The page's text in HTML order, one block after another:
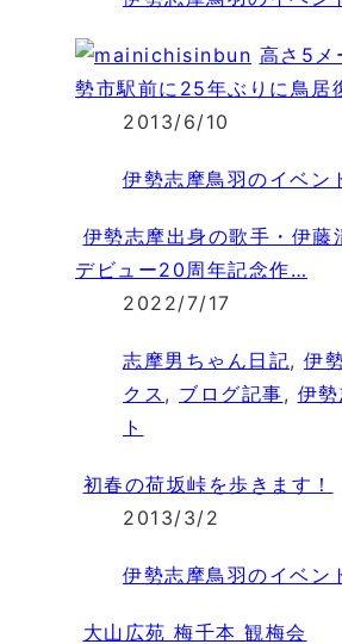
高さ5メ
勢市駅前に25年ぶりに鳥居
2013/6/10
伊勢志摩鳥羽のイベン
伊勢志摩出身の歌手・伊藤
デビュー20周年記念作…
2022/7/17
志摩男ちゃん日記, 伊
クス , ブログ記事, 伊
ト
初春の荷坂峠を歩きます！
2013/3/2
伊勢志摩鳥羽のイベン
大山広苑 梅千本 観梅会